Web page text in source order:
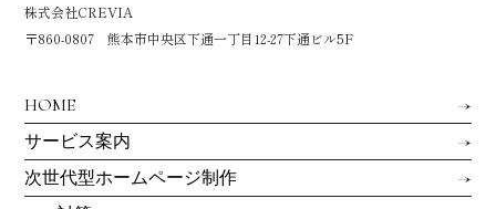
株式会社CREVIA
〒860-0807 熊本市中央区下通一丁目12-27下通ビル5F
HOME
サービス案内
次世代型ホームページ制作